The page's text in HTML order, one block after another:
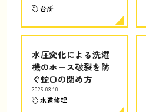
台所
水圧変化による洗濯
機のホース破裂を防
ぐ蛇口の閉め方
2026.03.10
水道修理